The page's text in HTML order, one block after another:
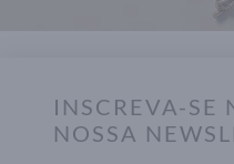
INSCREVA-SE
NOSSA